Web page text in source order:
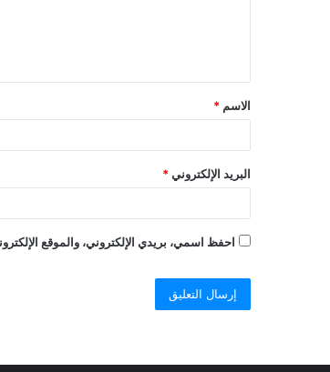
الاسم *
البريد الإلكتروني *
احفظ اسمي، بريدي الإلكتروني، والموقع